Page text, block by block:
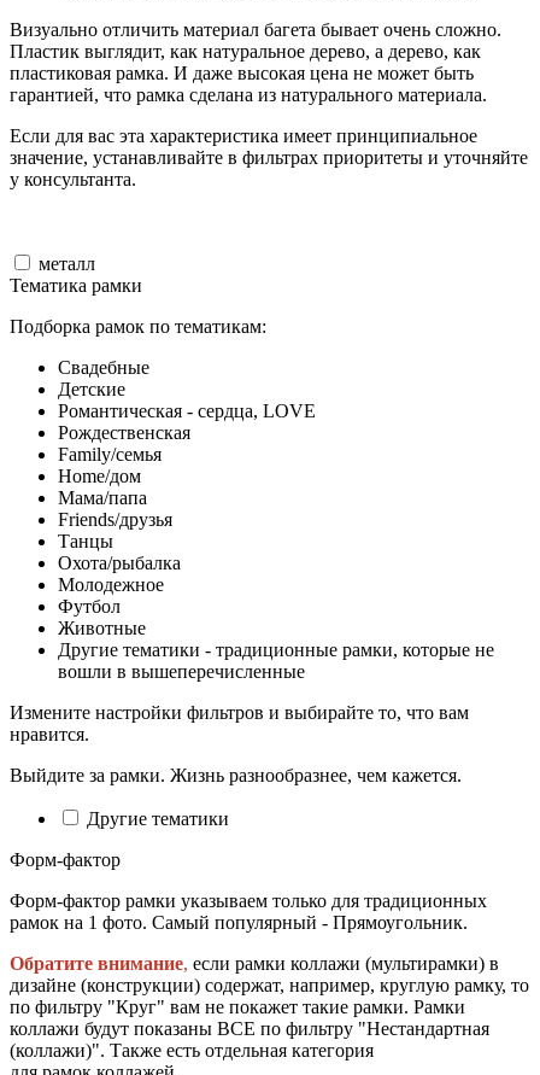
Визуально отличить материал багета бывает очень сложно.
Пластик выглядит, как натуральное дерево, а дерево, как
пластиковая рамка. И даже высокая цена не может быть
гарантией, что рамка сделана из натурального материала.
Если для вас эта характеристика имеет принципиальное
значение, устанавливайте в фильтрах приоритеты и уточняйте
у консультанта.
металл
Тематика рамки
Подборка рамок по тематикам:
Свадебные
Детские
Романтическая - сердца, LOVE
Рождественская
Family/семья
Home/дом
Мама/папа
Friends/друзья
Танцы
Охота/рыбалка
Молодежное
Футбол
Животные
Другие тематики - традиционные рамки, которые не
вошли в вышеперечисленные
Измените настройки фильтров и выбирайте то, что вам
нравится.
Выйдите за рамки. Жизнь разнообразнее, чем кажется.
Другие тематики
Форм-фактор
Форм-фактор рамки указываем только для традиционных
рамок на 1 фото. Самый популярный - Прямоугольник.
Обратите внимание, если рамки коллажи (мультирамки) в
дизайне (конструкции) содержат, например, круглую рамку, то
по фильтру "Круг" вам не покажет такие рамки. Рамки
коллажи будут показаны ВСЕ по фильтру "Нестандартная
(коллажи)". Также есть отдельная категория